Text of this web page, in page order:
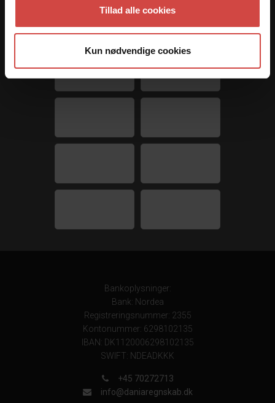
Tillad alle cookies
Kun nødvendige cookies
Bankoplysninger:
Bank: Nordea
Registreringsnummer: 2355
Kontonummer: 6298102135
IBAN: DK1120006298102135
SWIFT: NDEADKKK
+45 70272713
info@daniaregnskab.dk